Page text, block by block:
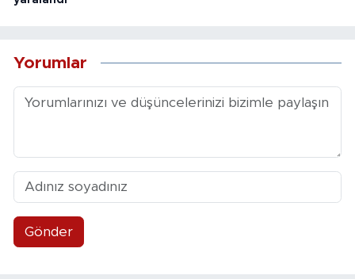
Yorumlar
Gönder